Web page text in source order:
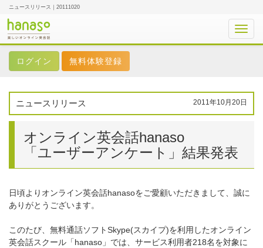
ニュースリリース｜20111020
無料体験登録
ニュースリリース 2011年10月20日
オンライン英会話hanaso
「ユーザーアンケート」結果発表
日頃よりオンライン英会話hanasoをご愛顧いただきまして、誠に
ありがとうございます。
このたび、無料通話ソフトSkype(スカイプ)を利用したオンライン
英会話スクール「hanaso」では、サービス利用者218名を対象に